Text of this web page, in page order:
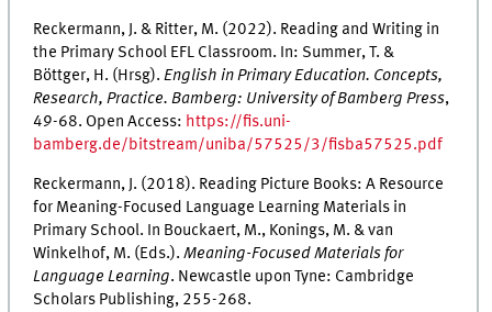
Reckermann, J. & Ritter, M. (2022). Reading and Writing in
the Primary School EFL Classroom. In: Summer, T. &
Böttger, H. (Hrsg).English in Primary Education. Concepts,
Research, Practice. Bamberg: University of Bamberg Press,
49-68. Open Access: https://fis.uni-
bamberg.de/bitstream/uniba/57525/3/fisba57525.pdf
Reckermann, J. (2018). Reading Picture Books: A Resource
for Meaning-Focused Language Learning Materials in
Primary School. In Bouckaert, M., Konings, M. & van
Winkelhof, M. (Eds.).Meaning-Focused Materials for
Language Learning. Newcastle upon Tyne: Cambridge
Scholars Publishing, 255-268.